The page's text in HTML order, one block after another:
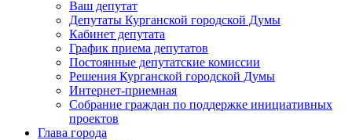
Ваш депутат
Депутаты Курганской городской Думы
Кабинет депутата
График приема депутатов
Постоянные депутатские комиссии
Решения Курганской городской Думы
Интернет-приемная
Собрание граждан по поддержке инициативных
проектов
Глава города